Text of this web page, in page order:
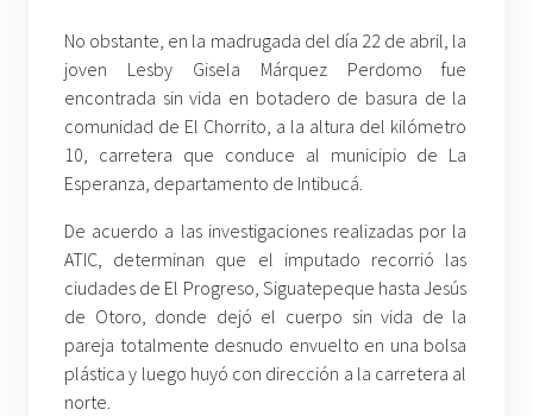
No obstante, en la madrugada del día 22 de abril, la
joven Lesby Gisela Márquez Perdomo fue
encontrada sin vida en botadero de basura de la
comunidad de El Chorrito, a la altura del kilómetro
10, carretera que conduce al municipio de La
Esperanza, departamento de Intibucá.
De acuerdo a las investigaciones realizadas por la
ATIC, determinan que el imputado recorrió las
ciudades de El Progreso, Siguatepeque hasta Jesús
de Otoro, donde dejó el cuerpo sin vida de la
pareja totalmente desnudo envuelto en una bolsa
plástica y luego huyó con dirección a la carretera al
norte.